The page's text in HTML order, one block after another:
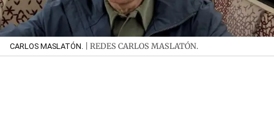
CARLOS MASLATÓN. | REDES CARLOS MASLATÓN.